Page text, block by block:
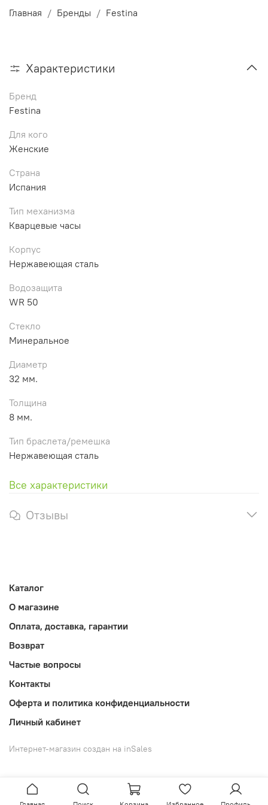
Главная Бренды Festina
Характеристики
Бренд
Festina
Для кого
Женские
Страна
Испания
Тип механизма
Кварцевые часы
Корпус
Нержавеющая сталь
Водозащита
WR 50
Стекло
Минеральное
Диаметр
32 мм.
Толщина
8 мм.
Тип браслета/ремешка
Нержавеющая сталь
Все характеристики
Отзывы
Каталог
О магазине
Оплата, доставка, гарантии
Возврат
Частые вопросы
Контакты
Оферта и политика конфиденциальности
Личный кабинет
Интернет-магазин создан на inSales